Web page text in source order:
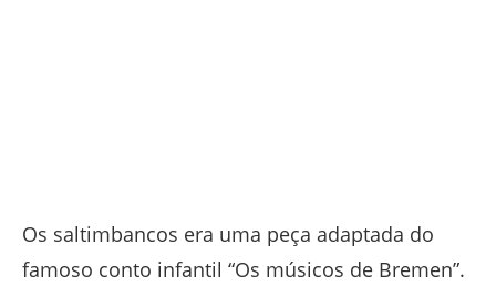
Os saltimbancos era uma peça adaptada do
famoso conto infantil “Os músicos de Bremen”.